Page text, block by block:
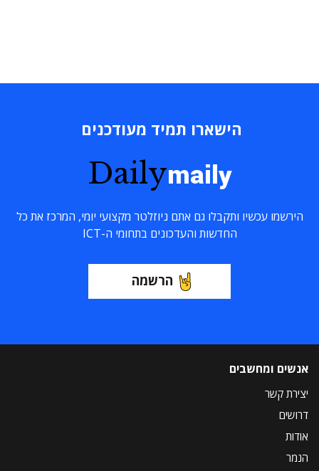
הישארו תמיד מעודכנים
Dailymaily
הירשמו עכשיו ותקבלו גם אתם ניוזלטר מקצועי יומי, המרכז את כל
החדשות והעדכונים בתחומי ה-ICT
הרשמה
אנשים ומחשבים
יצירת קשר
דרושים
אודות
הנמר